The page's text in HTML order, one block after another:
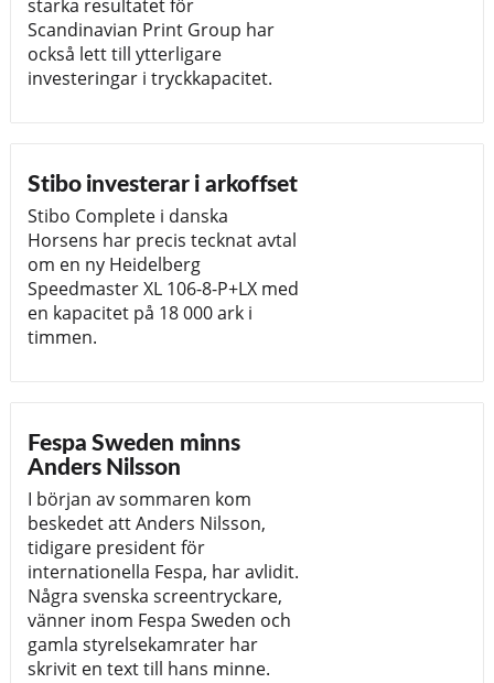
starka resultatet för
Scandinavian Print Group har
också lett till ytterligare
investeringar i tryckkapacitet.
Stibo investerar i arkoffset
Stibo Complete i danska
Horsens har precis tecknat avtal
om en ny Heidelberg
Speedmaster XL 106-8-P+LX med
en kapacitet på 18 000 ark i
timmen.
Fespa Sweden minns
Anders Nilsson
I början av sommaren kom
beskedet att Anders Nilsson,
tidigare president för
internationella Fespa, har avlidit.
Några svenska screentryckare,
vänner inom Fespa Sweden och
gamla styrelsekamrater har
skrivit en text till hans minne.